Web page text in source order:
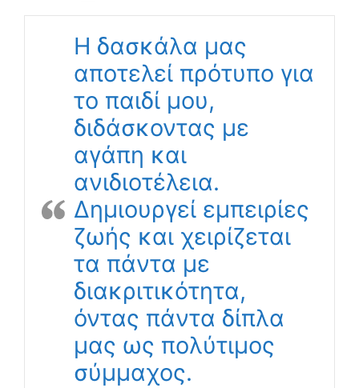
Η δασκάλα μας
αποτελεί πρότυπο για
το παιδί μου,
διδάσκοντας με
αγάπη και
ανιδιοτέλεια.
Δημιουργεί εμπειρίες
ζωής και χειρίζεται
τα πάντα με
διακριτικότητα,
όντας πάντα δίπλα
μας ως πολύτιμος
σύμμαχος.